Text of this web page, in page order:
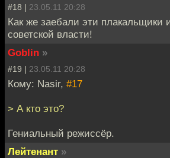
#18 | 23.05.11 20:28
Как же заебали эти плакальщики
советской власти!
Goblin »
#19 | 23.05.11 20:28
Кому: Nasir, #17
> А кто это?
Гениальный режиссёр.
Лейтенант »